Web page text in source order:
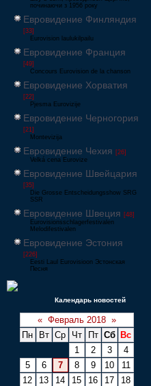
починаючи з 1956 року
Евровидение Финляндия
[33]
Eurovision laulukilpailu
Евровидение Франция
[49]
Concours Eurovision de la chanson
Евровидение Хорватия
[22]
Pjesma Eurovizije
Евровидение Черногория
[21]
Montevizija
Евровидение Чехия [26]
Velká cena Eurovize
Евровидение Швейцария
[35]
Die Grosse Entscheidungsshow SRG
SSR
Евровидение Швеция [48]
Eurovisionsschlagerfestivalen
Melodifestivalen
Евровидение Эстония
[226]
Eesti Laul Eurovisioon Эстонская
Песня
Календарь новостей
« Февраль 2018 »
Пн
Вт Ср Чт Пт Сб
Вс
1
2 3
4
5
6 7 8 9 10
11
12
13 14 15 16 17
18